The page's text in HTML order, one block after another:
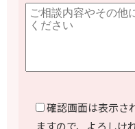
確認画面は表示さ